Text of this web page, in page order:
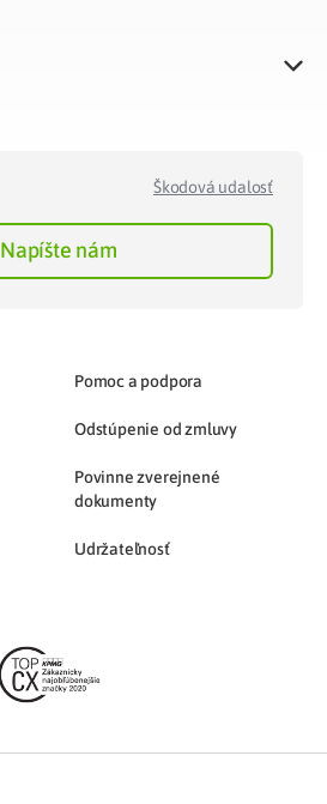
Škodová udalosť
Napíšte nám
Pomoc a podpora
Odstúpenie od zmluvy
Povinne zverejnené
dokumenty
Udržateľnosť